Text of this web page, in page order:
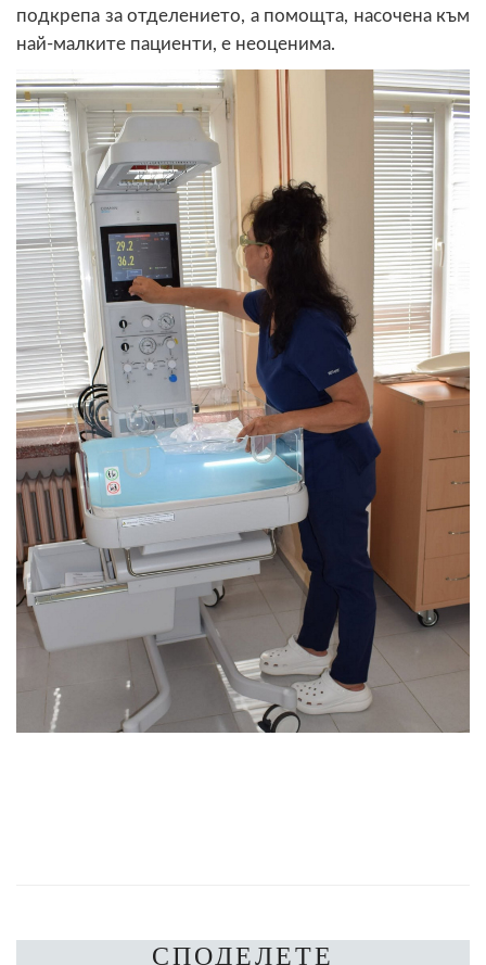
подкрепа за отделението, а помощта, насочена към
най-малките пациенти, е неоценима.
СПОДЕЛЕТЕ